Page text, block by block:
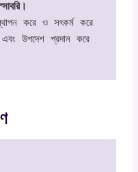
করে ও সৎকর্ম করে
উপদেশ প্রদান করে